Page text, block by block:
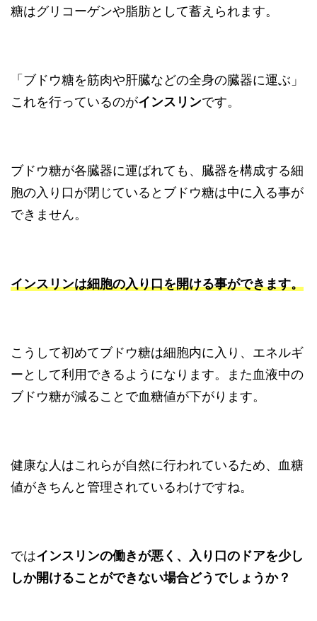
糖はグリコーゲンや脂肪として蓄えられます。
「ブドウ糖を筋肉や肝臓などの全身の臓器に運ぶ」
これを行っているのがインスリンです。
ブドウ糖が各臓器に運ばれても、臓器を構成する細
胞の入り口が閉じているとブドウ糖は中に入る事が
できません。
インスリンは細胞の入り口を開ける事ができます。
こうして初めてブドウ糖は細胞内に入り、エネルギ
ーとして利用できるようになります。また血液中の
ブドウ糖が減ることで血糖値が下がります。
健康な人はこれらが自然に行われているため、血糖
値がきちんと管理されているわけですね。
ではインスリンの働きが悪く、入り口のドアを少し
しか開けることができない場合どうでしょうか？